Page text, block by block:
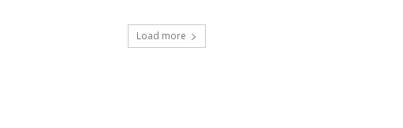
Load more